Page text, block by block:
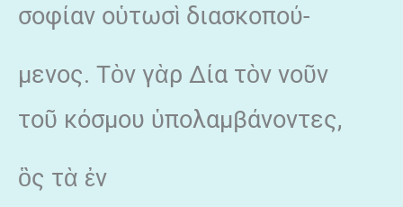
σοφίαν οὑτωσὶ διασκοπού-
μενος. Τὸν γὰρ Δία τὸν νοῦν
τοῦ κόσμου ὑπολαμβάνοντες,
ὃς τὰ ἐν